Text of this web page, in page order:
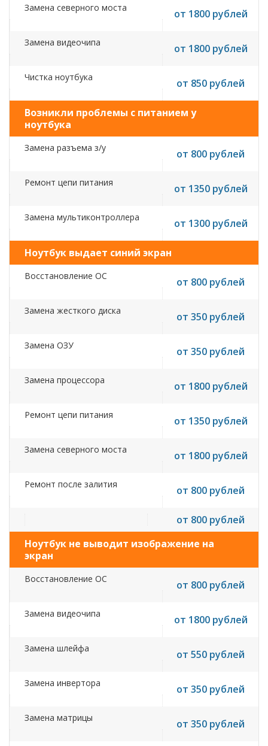
Замена северного моста от 1800 рублей
Замена видеочипа от 1800 рублей
Чистка ноутбука от 850 рублей
Возникли проблемы с питанием у
ноутбука
Замена разъема з/у от 800 рублей
Ремонт цепи питания от 1350 рублей
Замена мультиконтроллера от 1300 рублей
Ноутбук выдает синий экран
Восстановление ОС от 800 рублей
Замена жесткого диска от 350 рублей
Замена ОЗУ от 350 рублей
Замена процессора от 1800 рублей
Ремонт цепи питания от 1350 рублей
Замена северного моста от 1800 рублей
Ремонт после залития от 800 рублей
от 800 рублей
Ноутбук не выводит изображение на
экран
Восстановление ОС от 800 рублей
Замена видеочипа от 1800 рублей
Замена шлейфа от 550 рублей
Замена инвертора от 350 рублей
Замена матрицы от 350 рублей